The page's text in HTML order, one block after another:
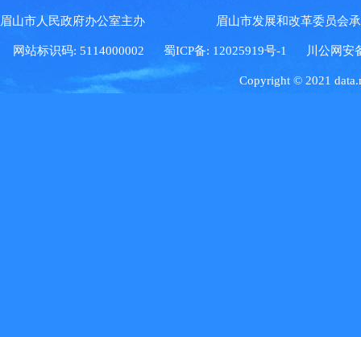
眉山市人民政府办公室主办 眉山市发展和改革委员
网站标识码: 5114000002 蜀ICP备: 12025919号-1 川公网安
Copyright © 2021